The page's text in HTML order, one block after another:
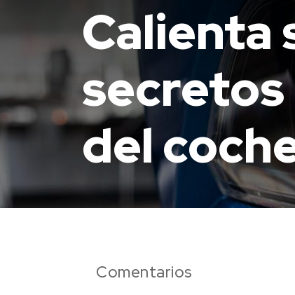
Calienta
secretos
del
Comentarios